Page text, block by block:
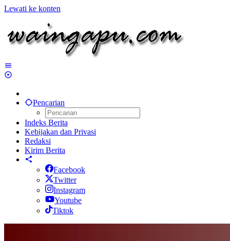
Lewati ke konten
Pencarian
Indeks Berita
Kebijakan dan Privasi
Redaksi
Kirim Berita
Facebook
Twitter
Instagram
Youtube
Tiktok